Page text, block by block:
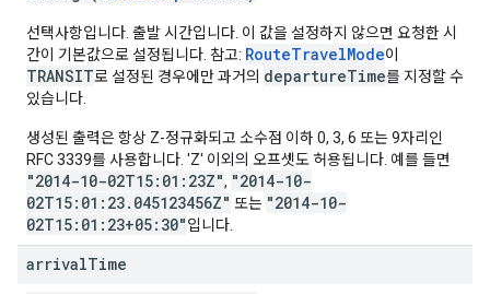
선택사항입니다. 출발 시간입니다. 이 값을 설정하지 않으면 요청한 시
간이 기본값으로 설정됩니다. 참고: RouteTravelMode이
TRANSIT로 설정된 경우에만 과거의 departureTime를 지정할 수
있습니다.
생성된 출력은 항상 Z-정규화되고 소수점 이하 0, 3, 6 또는 9자리인
RFC 3339를 사용합니다. 'Z' 이외의 오프셋도 허용됩니다. 예를 들면
"2014-10-02T15:01:23Z", "2014-10-
02T15:01:23.045123456Z" 또는 "2014-10-
02T15:01:23+05:30"입니다.
arrivalTime